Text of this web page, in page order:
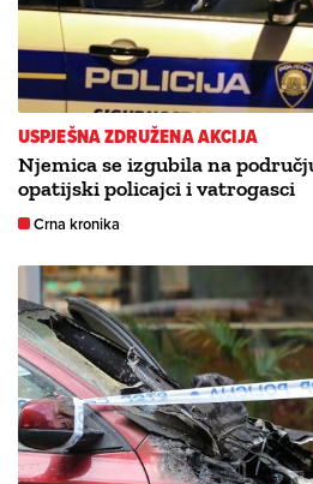
USPJEŠNA ZDRUŽENA AKCIJA
Njemica se izgubila na
opatijski policajci i vatrogasci
Crna kronika